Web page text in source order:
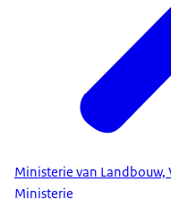
Ministerie van Landbouw,
Ministerie